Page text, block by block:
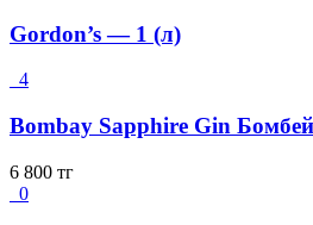
Gordon’s — 1 (л)
4
Bombay Sapphire Gin
6 800 тг
0